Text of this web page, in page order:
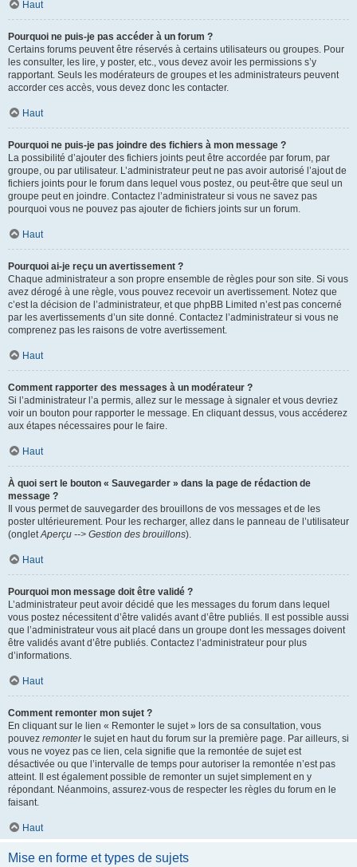
Haut
Pourquoi ne puis-je pas accéder à un forum ?
Certains forums peuvent être réservés à certains utilisateurs ou groupes. Pour
les consulter, les lire, y poster, etc., vous devez avoir les permissions s’y
rapportant. Seuls les modérateurs de groupes et les administrateurs peuvent
accorder ces accès, vous devez donc les contacter.
Haut
Pourquoi ne puis-je pas joindre des fichiers à mon message ?
La possibilité d’ajouter des fichiers joints peut être accordée par forum, par
groupe, ou par utilisateur. L’administrateur peut ne pas avoir autorisé l’ajout de
fichiers joints pour le forum dans lequel vous postez, ou peut-être que seul un
groupe peut en joindre. Contactez l’administrateur si vous ne savez pas
pourquoi vous ne pouvez pas ajouter de fichiers joints sur un forum.
Haut
Pourquoi ai-je reçu un avertissement ?
Chaque administrateur a son propre ensemble de règles pour son site. Si vous
avez dérogé à une règle, vous pouvez recevoir un avertissement. Notez que
c’est la décision de l’administrateur, et que phpBB Limited n’est pas concerné
par les avertissements d’un site donné. Contactez l’administrateur si vous ne
comprenez pas les raisons de votre avertissement.
Haut
Comment rapporter des messages à un modérateur ?
Si l’administrateur l’a permis, allez sur le message à signaler et vous devriez
voir un bouton pour rapporter le message. En cliquant dessus, vous accéderez
aux étapes nécessaires pour le faire.
Haut
À quoi sert le bouton « Sauvegarder » dans la page de rédaction de
message ?
Il vous permet de sauvegarder des brouillons de vos messages et de les
poster ultérieurement. Pour les recharger, allez dans le panneau de l’utilisateur
(ongletAperçu --> Gestion des brouillons).
Haut
Pourquoi mon message doit être validé ?
L’administrateur peut avoir décidé que les messages du forum dans lequel
vous postez nécessitent d’être validés avant d’être publiés. Il est possible aussi
que l’administrateur vous ait placé dans un groupe dont les messages doivent
être validés avant d’être publiés. Contactez l’administrateur pour plus
d’informations.
Haut
Comment remonter mon sujet ?
En cliquant sur le lien « Remonter le sujet » lors de sa consultation, vous
pouvez remonterle sujet en haut du forum sur la première page. Par ailleurs, si
vous ne voyez pas ce lien, cela signifie que la remontée de sujet est
désactivée ou que l’intervalle de temps pour autoriser la remontée n’est pas
atteint. Il est également possible de remonter un sujet simplement en y
répondant. Néanmoins, assurez-vous de respecter les règles du forum en le
faisant.
Haut
Mise en forme et types de sujets